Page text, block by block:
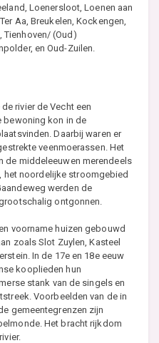
Loenersloot, Loenen aan
Aa, Breukelen, Kockengen,
Tienhoven/ (Oud)
en Oud-Zuilen.
rivier de Vecht een
bewoning kon in de
Daarbij waren er
veenmoerassen. Het
de middeleeuwen merendeels
het noordelijke stroomgebied
werden de
ontgonnen.
voorname huizen gebouwd
zoals Slot Zuylen, Kasteel
In de 17e en 18e eeuw
kooplieden hun
stank van de singels en
Voorbeelden van de in
gemeentegrenzen zijn
Het bracht rijkdom